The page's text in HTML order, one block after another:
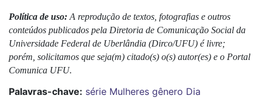
Política de uso: A reprodução de textos, fotografias e outros
conteúdos publicados pela Diretoria de Comunicação Social da
Universidade Federal de Uberlândia (Dirco/UFU) é livre;
porém, solicitamos que seja(m) citado(s) o(s) autor(es) e o Portal
Comunica UFU.
Palavras-chave: série Mulheres gênero Dia